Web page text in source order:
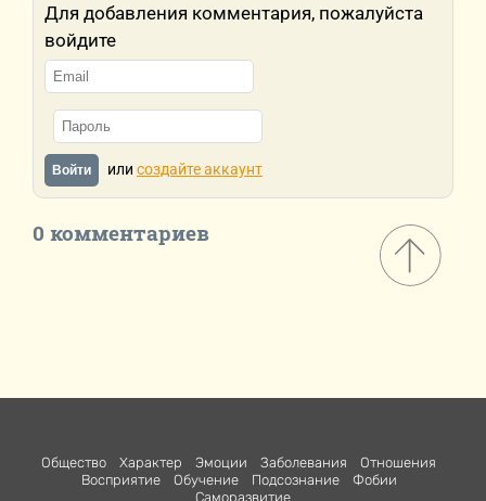
Для добавления комментария, пожалуйста
войдите
Войти или создайте аккаунт
0 комментариев
Общество Характер Эмоции Заболевания
Отношения
Восприятие
Обучение Подсознание
Фобии
Саморазвитие